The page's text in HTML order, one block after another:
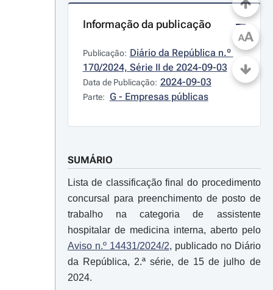
Informação da publicação
Publicação: Diário da República n.º
170/2024, Série II de 2024-09-03
Data de Publicação: 2024-09-03
Parte: G - Empresas públicas
SUMÁRIO
Lista de classificação final do procedimento
concursal para preenchimento de posto de
trabalho na categoria de assistente
hospitalar de medicina interna, aberto pelo
Aviso n.º 14431/2024/2, publicado no Diário
da República, 2.ª série, de 15 de julho de
2024.
AA